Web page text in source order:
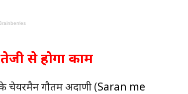
से होगा काम
चेयरमैन गौतम अदाणी (Saran me